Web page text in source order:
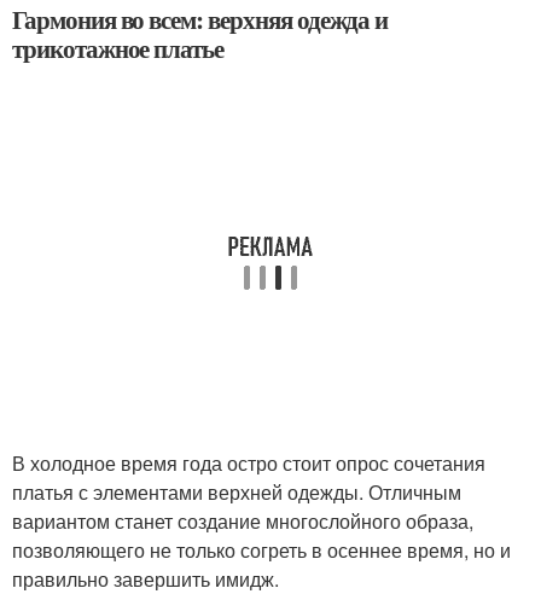
Гармония во всем: верхняя одежда и
трикотажное платье
В холодное время года остро стоит опрос сочетания
платья с элементами верхней одежды. Отличным
вариантом станет создание многослойного образа,
позволяющего не только согреть в осеннее время, но и
правильно завершить имидж.